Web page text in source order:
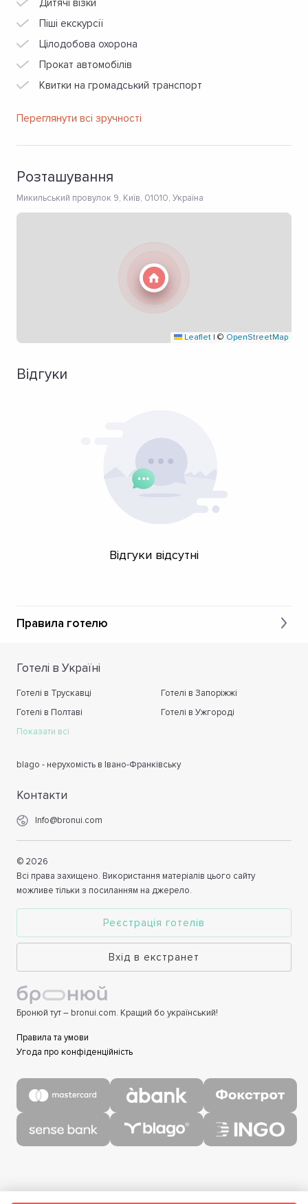
Дитячі візки
Піші екскурсії
Цілодобова охорона
Прокат автомобілів
Квитки на громадський транспорт
Переглянути всі зручності
Розташування
Микильський провулок 9, Київ, 01010, Україна
Leaflet | © OpenStreetMap
Відгуки
Відгуки відсутні
Правила готелю
Готелі в Україні
Готелі в Трускавці
Готелі в Запоріжжі
Готелі в Полтаві
Готелі в Ужгороді
Показати всі
blago - нерухомість в Івано-Франківську
Контакти
Info@bronui.com
© 2026
Всі права захищено. Використання матеріалів цього сайту
можливе тільки з посиланням на джерело.
Реєстрація готелів
Вхід в екстранет
Бронюй тут – bronui.com. Кращий бо український!
Правила та умови
Угода про конфіденційність